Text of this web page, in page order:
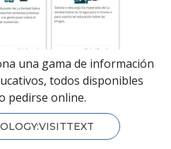
una gama de información
todos disponibles
pedirse online.